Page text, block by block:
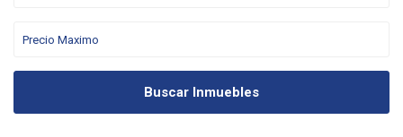
Buscar Inmuebles